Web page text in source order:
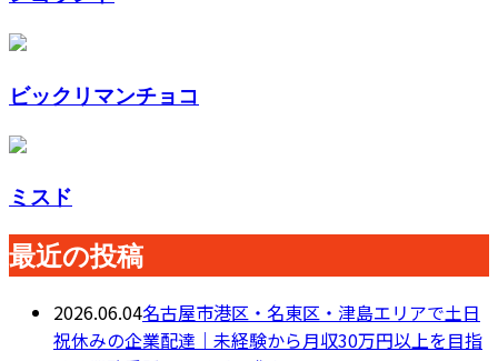
ビックリマンチョコ
ミスド
最近の投稿
2026.06.04名古屋市港区・名東区・津島エリアで土日
祝休みの企業配達｜未経験から月収30万円以上を目指